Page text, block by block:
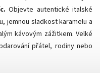
Objevte autentické italské
jemnou sladkost karamelu a
kávovým zážitkem. Velké
přátel, rodiny nebo